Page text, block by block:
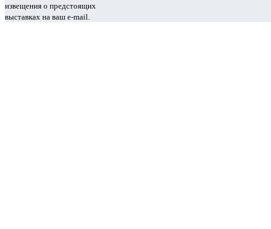
извещения о предстоящих
выставках на ваш e-mail.